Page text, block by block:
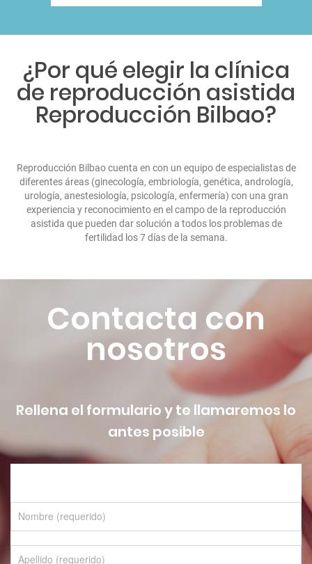
¿Por qué elegir la clínica
de reproducción asistida
Reproducción Bilbao?
Reproducción Bilbao cuenta en con un equipo de especialistas de
diferentes áreas (ginecología, embriología, genética, andrología,
urología, anestesiología, psicología, enfermería) con una gran
experiencia y reconocimiento en el campo de la reproducción
asistida que pueden dar solución a todos los problemas de
fertilidad los 7 días de la semana.
Contacta con
nosotros
Rellena el formulario y te llamaremos lo
antes posible